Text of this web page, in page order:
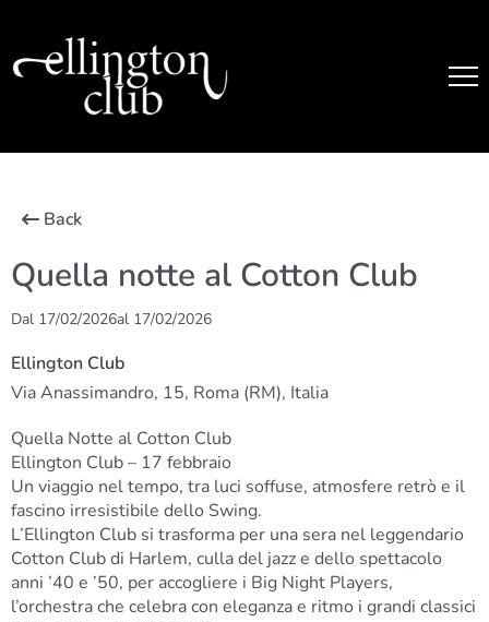
Back
Quella notte al Cotton Club
Dal 17/02/2026al 17/02/2026
Ellington Club
Via Anassimandro, 15, Roma (RM), Italia
Quella Notte al Cotton Club
Ellington Club – 17 febbraio
Un viaggio nel tempo, tra luci soffuse, atmosfere retrò e il
fascino irresistibile dello Swing.
L’Ellington Club si trasforma per una sera nel leggendario
Cotton Club di Harlem, culla del jazz e dello spettacolo
anni ’40 e ’50, per accogliere i Big Night Players,
l’orchestra che celebra con eleganza e ritmo i grandi classici